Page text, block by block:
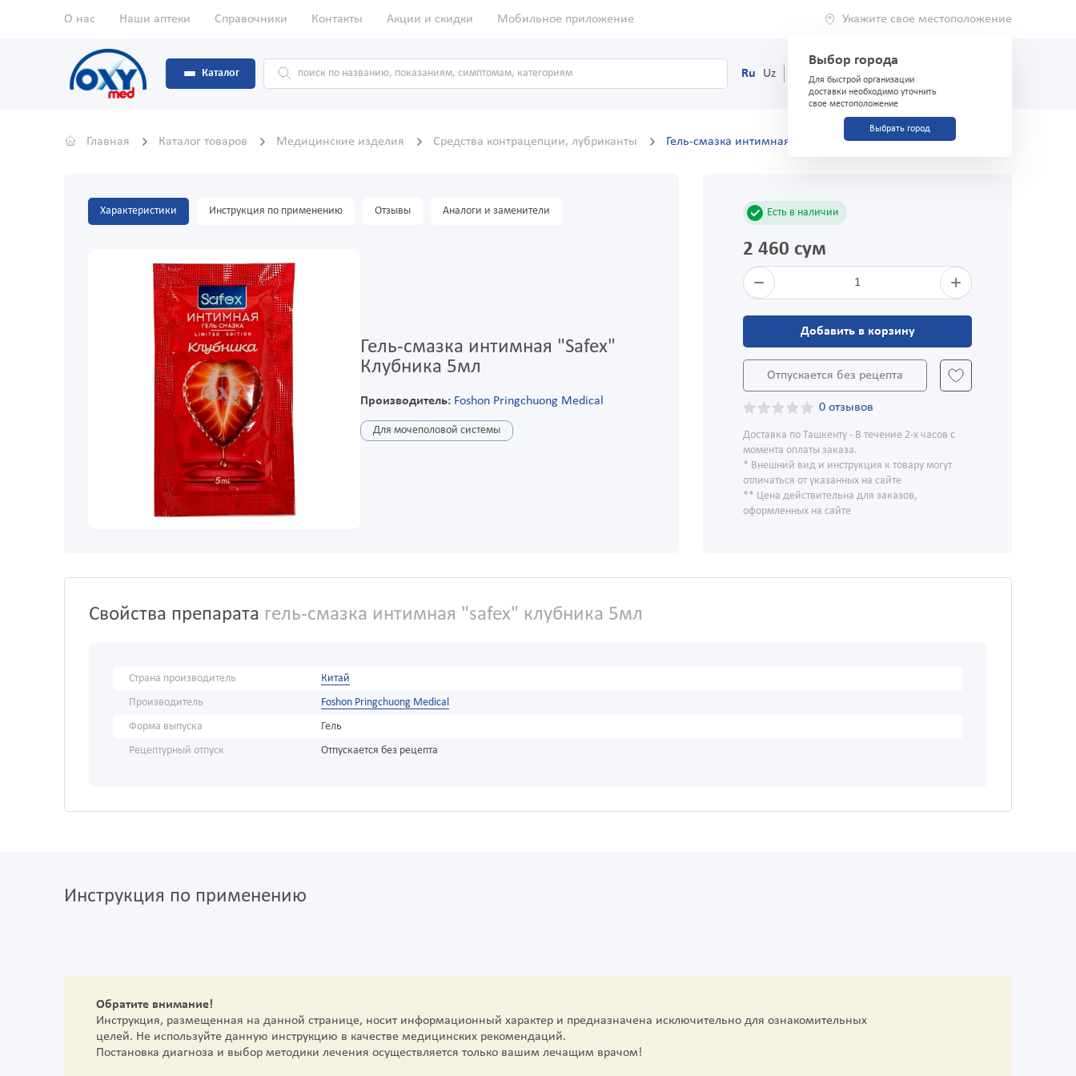
О нас Наши аптеки Справочники Контакты Акции и скидки Мобильное приложение Укажите свое местоположение
Выбор города
Для быстрой организации
доставки необходимо уточнить
свое местоположение
Выбрать город
Каталог Ru Uz (71) 200-03-03
Главная Каталог товаров Медицинские изделия Средства контрацепции, лубриканты Гель-смазка интимная "Safex" Клубника 5мл
Характеристики Инструкция по применению Отзывы Аналоги и заменители
Гель-смазка интимная "Safex"
Клубника 5мл
Производитель: Foshon Pringchuong Medical
Для мочеполовой системы
Есть в наличии
2 460 сум
1
Добавить в корзину
Отпускается без рецепта
0 отзывов
Доставка по Ташкенту - В течение 2-х часов с
момента оплаты заказа.
* Внешний вид и инструкция к товару могут
отличаться от указанных на сайте
** Цена действительна для заказов,
оформленных на сайте
Свойства препарата гель-смазка интимная "safex" клубника 5мл
Страна производитель
Китай
Производитель
Foshon Pringchuong Medical
Форма выпуска
Гель
Рецептурный отпуск
Отпускается без рецепта
Инструкция по применению
Обратите внимание!
Инструкция, размещенная на данной странице, носит информационный характер и предназначена исключительно для ознакомительных
целей. Не используйте данную инструкцию в качестве медицинских рекомендаций.
Постановка диагноза и выбор методики лечения осуществляется только вашим лечащим врачом!